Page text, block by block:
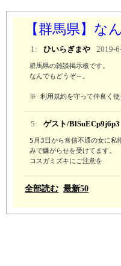
【群馬県】な
1: ひいらぎまや 2019-
群馬県の雑談掲示板です。
なんでもどうぞ～。
※ 利用規約を守って仲良く使
5: ゲスト/BlSuECp9j6p3
5月3日から音信不通の女に私
みで嫌がらせを受けてます。
コスガミズキにご注意を
全部読む 最新50